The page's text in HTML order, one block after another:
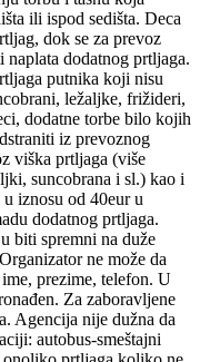
ili ispod sedišta. Deca
dok se za prevoz
dodatnog prtljaga.
putnika koji nisu
ležaljke, frižideri,
dodatne torbe bilo kojih
iz prevoznog
viška prtljaga (više
suncobrana i sl.) kao i
iznosu od 40eur u
dodatnog prtljaga.
biti spremni na duže
ne može da
prezime, telefon. U
Za zaboravljene
Agencija nije dužna da
autobus-smeštajni